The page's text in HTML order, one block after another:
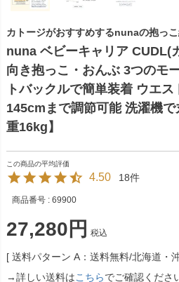
カトージがおすすめするnunaの抱っ
nuna ベビーキャリア CUDL(
向き抱っこ・おんぶ 3つのモ
トバックルで簡単装着 ウエ
145cmまで調節可能 洗濯機
重16kg】
4.50 18
商品番号 69900
27,280 税込
送料パターン A：送料無料/北海道・
→詳しい送料はこちらでご確認くださ